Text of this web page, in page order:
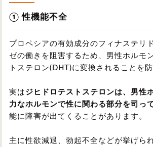
① 性機能不全
プロペシアの有効成分のフィナステリ
ゼの働きを阻害するため、男性ホルモ
トステロン(DHT)に変換されることを防
実は ジヒドロテストステロンは、男性
力なホルモンで性に関わる部分を司っ
能に障害が出てくることがあります。
主に性欲減退、勃起不全などが挙げら